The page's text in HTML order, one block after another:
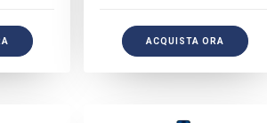
ACQUISTA ORA